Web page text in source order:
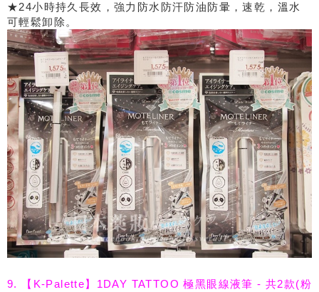
★24小時持久長效，強力防水防汗防油防暈，速乾，溫水
可輕鬆卸除。
9. 【K-Palette】1DAY TATTOO 極黑眼線液筆 - 共2款(粉